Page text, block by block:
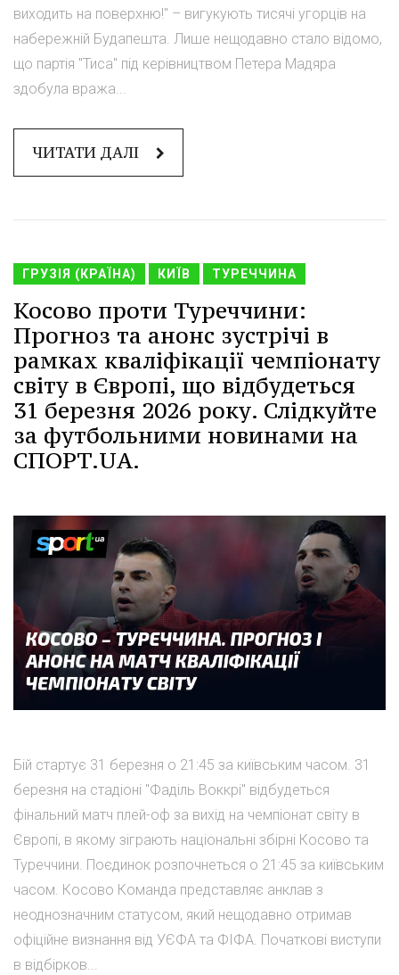
виходить на поверхню!" – вигукують тисячі угорців на
набережній Будапешта. Лише нещодавно стало відомо,
що партія "Тиса" під керівництвом Петера Мадяра
здобула вража...
ЧИТАТИ ДАЛІ
ГРУЗІЯ (КРАЇНА) КИЇВ ТУРЕЧЧИНА
Косово проти Туреччини:
Прогноз та анонс зустрічі в
рамках кваліфікації чемпіонату
світу в Європі, що відбудеться
31 березня 2026 року. Слідкуйте
за футбольними новинами на
СПОРТ.UA.
Бій стартує 31 березня о 21:45 за київським часом. 31
березня на стадіоні "Фаділь Воккрі" відбудеться
фінальний матч плей-оф за вихід на чемпіонат світу в
Європі, в якому зіграють національні збірні Косово та
Туреччини. Поєдинок розпочнеться о 21:45 за київським
часом. Косово Команда представляє анклав з
неоднозначним статусом, який нещодавно отримав
офіційне визнання від УЄФА та ФІФА. Початкові виступи
в відбірков...